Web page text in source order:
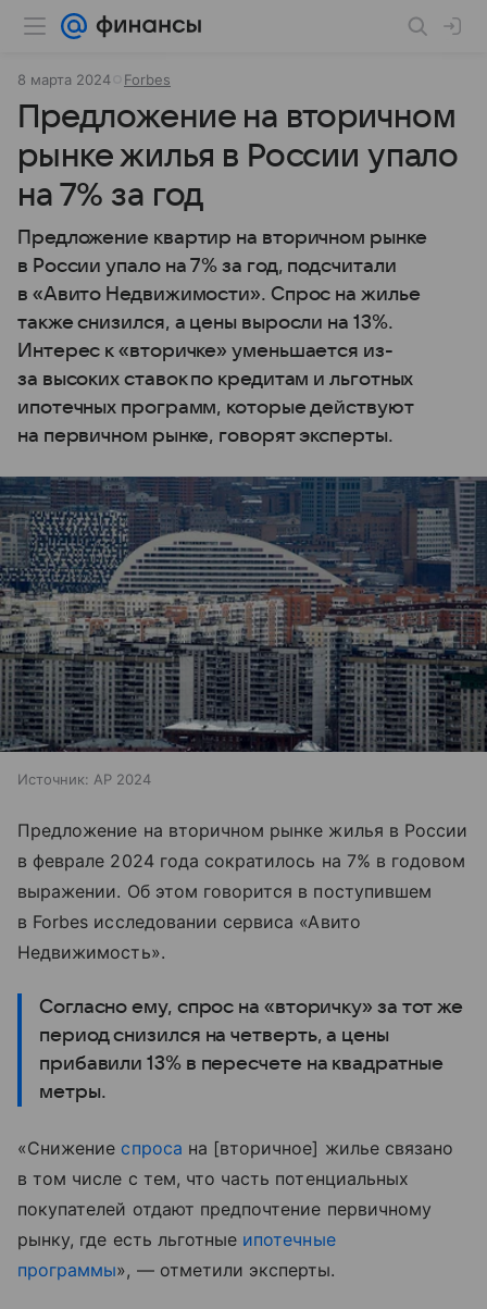
8 марта 2024 Forbes
Предложение на вторичном
рынке жилья в России упало
на 7% за год
Предложение квартир на вторичном рынке
в России упало на 7% за год, подсчитали
в «Авито Недвижимости». Спрос на жилье
также снизился, а цены выросли на 13%.
Интерес к «вторичке» уменьшается из-
за высоких ставок по кредитам и льготных
ипотечных программ, которые действуют
на первичном рынке, говорят эксперты.
Источник: AP 2024
Предложение на вторичном рынке жилья в России
в феврале 2024 года сократилось на 7% в годовом
выражении. Об этом говорится в поступившем
в Forbes исследовании сервиса «Авито
Недвижимость».
Согласно ему, спрос на «вторичку» за тот же
период снизился на четверть, а цены
прибавили 13% в пересчете на квадратные
метры.
«Снижение спроса на [вторичное] жилье связано
в том числе с тем, что часть потенциальных
покупателей отдают предпочтение первичному
рынку, где есть льготные ипотечные
программы», — отметили эксперты.